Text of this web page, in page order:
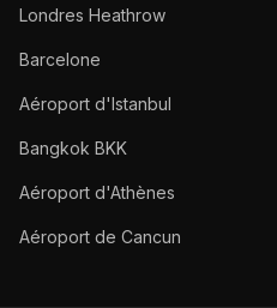
Londres Heathrow
Barcelone
Aéroport d'Istanbul
Bangkok BKK
Aéroport d'Athènes
Aéroport de Cancun